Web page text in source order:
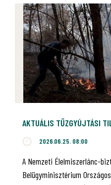
AKTUÁLIS TŰZGYÚJTÁSI
2026.06.25. 08:00
A Nemzeti Élelmiszerlánc-
Belügyminisztérium